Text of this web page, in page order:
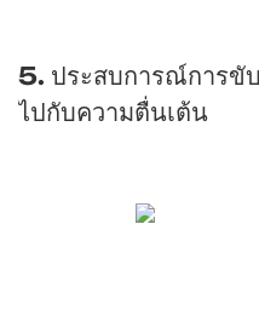
5. ประสบการณ์การขั
ไปกับความตื่นเต้น